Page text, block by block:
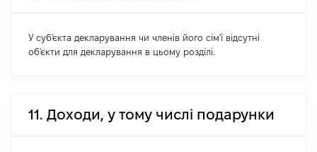
У суб'єкта декларування чи членів його сім'ї відсутні
об'єкти для декларування в цьому розділі.
11. Доходи, у тому числі подарунки